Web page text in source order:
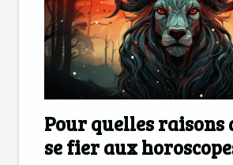
Pour quelles raisons
se fier aux